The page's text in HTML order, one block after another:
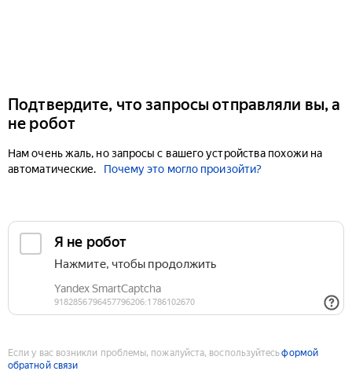
Подтвердите, что запросы отправляли вы, а
не робот
Нам очень жаль, но запросы с вашего устройства похожи на
автоматические.
Почему это могло произойти?
Если у вас возникли проблемы, пожалуйста, воспользуйтесьформой
обратной связи